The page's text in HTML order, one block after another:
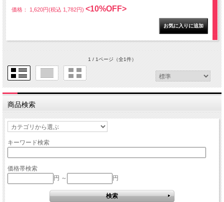
価格： 1,620円(税込 1,782円) <10%OFF>
1 / 1ページ（全1件）
商品検索
キーワード検索
価格帯検索
円 ～
円